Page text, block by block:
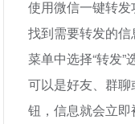
使用微信一键转发
找到需要转发的
菜单中选择“转发”
可以是好友、群聊
钮，信息就会立即